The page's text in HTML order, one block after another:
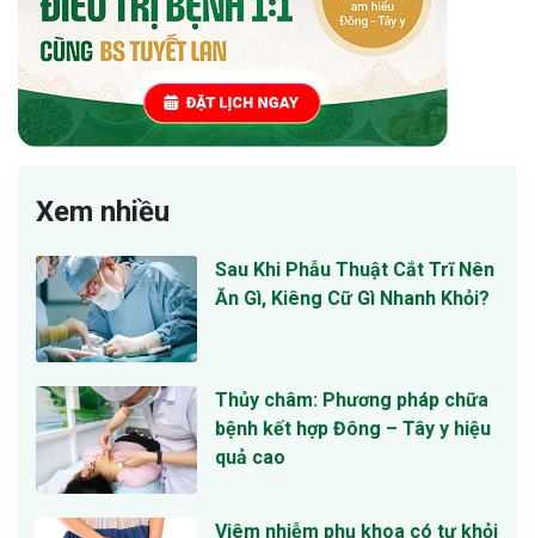
Xem nhiều
Sau Khi Phẫu Thuật Cắt Trĩ Nên
Ăn Gì, Kiêng Cữ Gì Nhanh Khỏi?
Thủy châm: Phương pháp chữa
bệnh kết hợp Đông – Tây y hiệu
quả cao
Viêm nhiễm phụ khoa có tự khỏi